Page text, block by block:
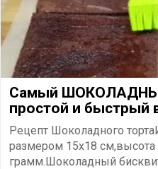
Самый
простой и быстрый
Рецепт Шоколадного
размером 15х18 см,высота
грамм.Шоколадный